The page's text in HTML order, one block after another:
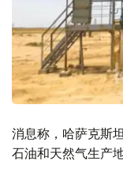
消息称，哈萨克斯
石油和天然气生产